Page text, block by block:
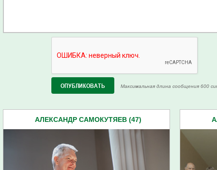
Максимальная длина сообщения 600
АЛЕКСАНДР САМОКУТЯЕВ (47)